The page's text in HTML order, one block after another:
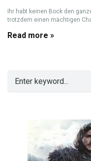
Ihr habt keinen Bock den
trotzdem einen mächtigen
Read more »